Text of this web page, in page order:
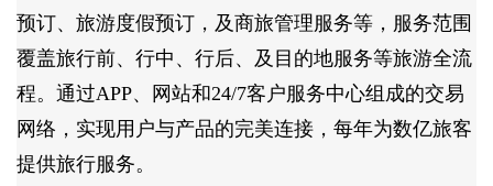
预订、旅游度假预订，及商旅管理服务等，服务范围
覆盖旅行前、行中、行后、及目的地服务等旅游全流
程。通过APP、网站和24/7客户服务中心组成的交易
网络，实现用户与产品的完美连接，每年为数亿旅客
提供旅行服务。